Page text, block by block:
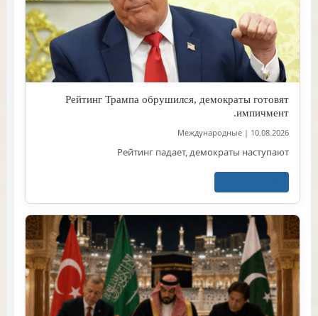
Рейтинг Трампа обрушился, демократы готовят
импичмент.
10.08.2026
|
Международные
Рейтинг падает, демократы наступают